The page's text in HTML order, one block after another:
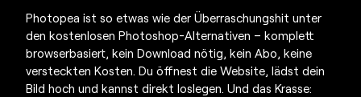
Photopea ist so etwas wie der Überraschungshit unter
denkostenlosen Photoshop-Alternativen – komplett
browserbasiert, kein Download nötig, kein Abo, keine
versteckten Kosten. Du öffnest die Website, lädst dein
Bild hoch und kannst direkt loslegen. Und das Krasse: